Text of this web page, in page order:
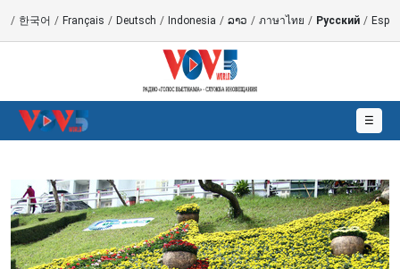
/ 한국어 / Français / Deutsch / Indonesia / ລາວ / ภาษาไทย / Русский /
☰